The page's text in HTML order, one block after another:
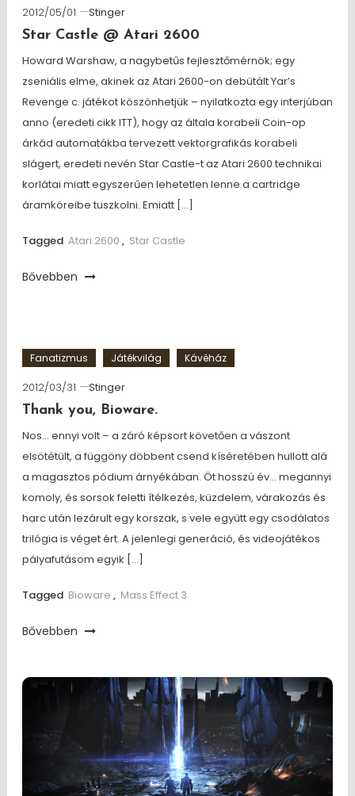
2012/05/01
Stinger
Star Castle @ Atari 2600
Howard Warshaw, a nagybetűs fejlesztőmérnök; egy
zseniális elme, akinek az Atari 2600-on debütált Yar’s
Revenge c. játékot köszönhetjük – nyilatkozta egy interjúban
anno (eredeti cikk ITT), hogy az általa korabeli Coin-op
árkád automatákba tervezett vektorgrafikás korabeli
slágert, eredeti nevén Star Castle-t az Atari 2600 technikai
korlátai miatt egyszerűen lehetetlen lenne a cartridge
áramköreibe tuszkolni. Emiatt […]
Tagged Atari 2600 , Star Castle
Bővebben
Fanatizmus Játékvilág Kávéház
2012/03/31
Stinger
Thank you, Bioware.
Nos… ennyi volt – a záró képsort követően a vászont
elsötétült, a függöny döbbent csend kíséretében hullott alá
a magasztos pódium árnyékában. Öt hosszú év… megannyi
komoly, és sorsok feletti ítélkezés, küzdelem, várakozás és
harc után lezárult egy korszak, s vele együtt egy csodálatos
trilógia is véget ért. A jelenlegi generáció, és videojátékos
pályafutásom egyik […]
Tagged Bioware , Mass Effect 3
Bővebben